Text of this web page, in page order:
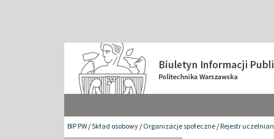
BIP PW/Skład osobowy/Organizacje społeczne/Rejestr